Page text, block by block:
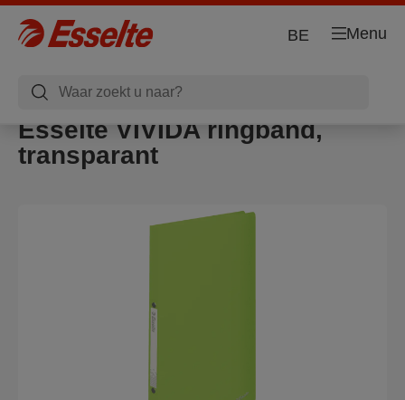
Menu
BE
Esselte VIVIDA ringband,
transparant